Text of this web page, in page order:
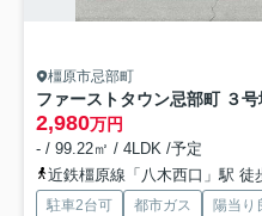
橿原市忌部町
ファーストタウン忌部町 ３
2,980万円
- / 99.22㎡ / 4LDK /予定
近鉄橿原線「八木西口」駅 徒
駐車2台可 都市ガス 陽当り